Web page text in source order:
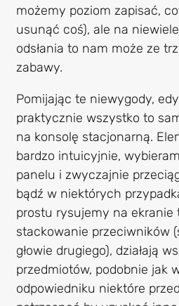
możemy poziom zapisać,
usunąć coś), ale na
odsłania to nam może ze
zabawy.
Pomijając te niewygody,
praktycznie wszystko to
na konsolę stacjonarną.
bardzo intuicyjnie,
panelu i zwyczajnie
bądź w niektórych
prostu rysujemy na ekranie
stackowanie przeciwników
głowie drugiego), działają
przedmiotów, podobnie jak
odpowiedniku niektóre